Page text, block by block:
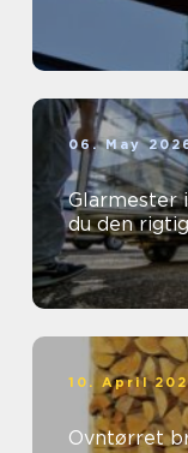
06. May
Glarmester
du den
10. April
Ovntørret